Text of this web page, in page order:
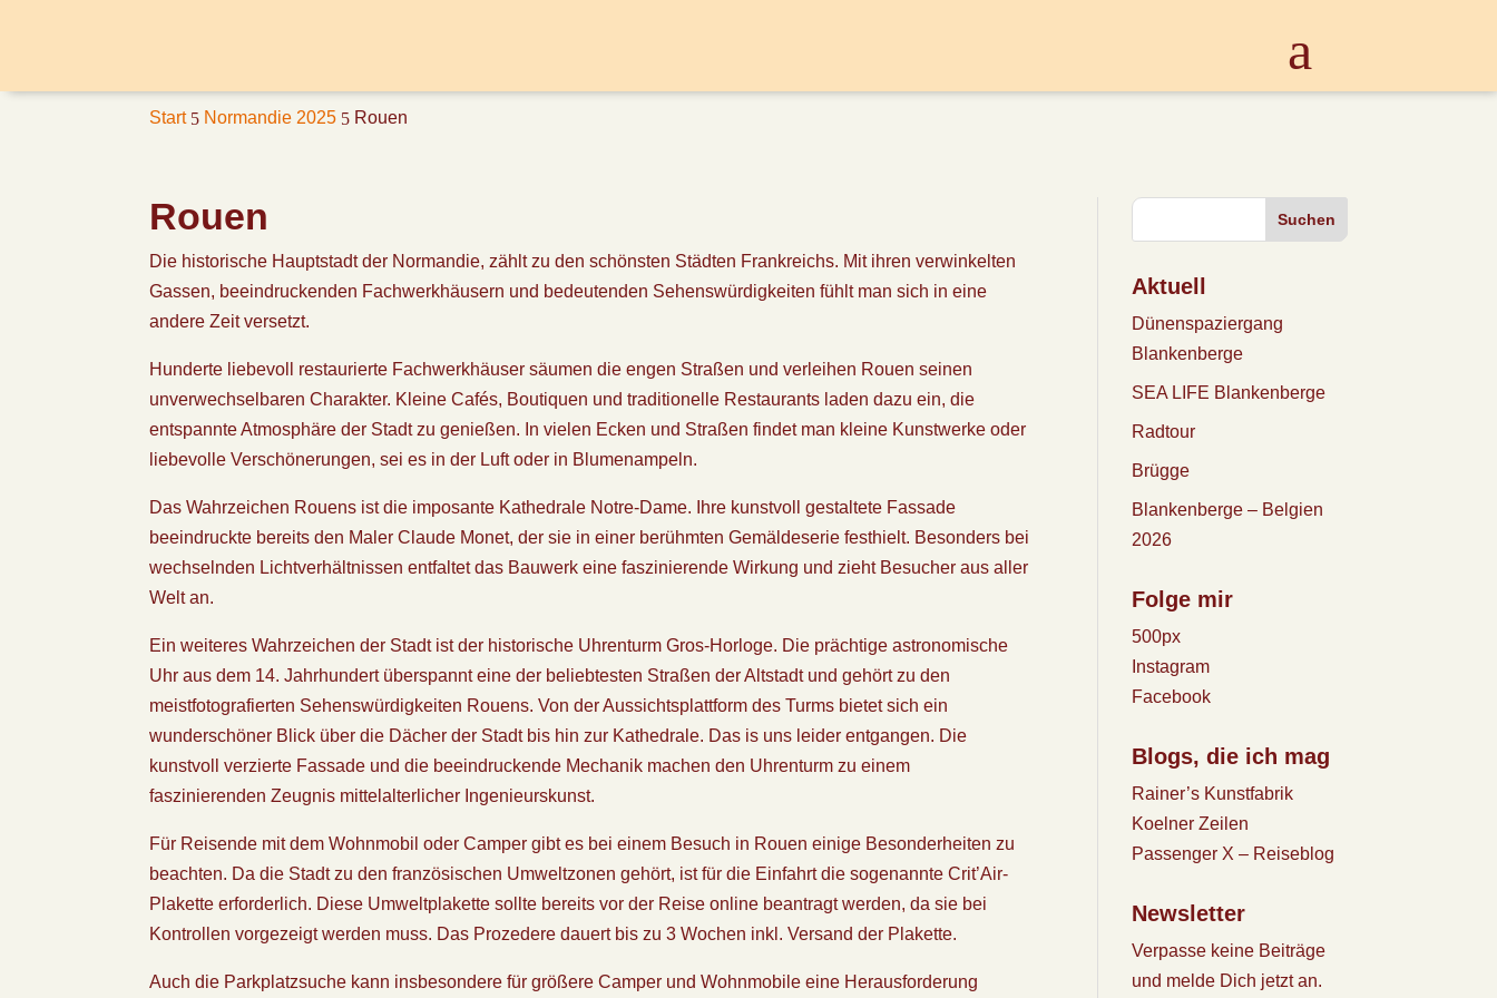
Start 5 Normandie 2025 5 Rouen
Rouen
Die historische Hauptstadt der Normandie, zählt zu den schönsten Städten Frankreichs. Mit ihren verwinkelten
Gassen, beeindruckenden Fachwerkhäusern und bedeutenden Sehenswürdigkeiten fühlt man sich in eine
andere Zeit versetzt.
Hunderte liebevoll restaurierte Fachwerkhäuser säumen die engen Straßen und verleihen Rouen seinen
unverwechselbaren Charakter. Kleine Cafés, Boutiquen und traditionelle Restaurants laden dazu ein, die
entspannte Atmosphäre der Stadt zu genießen. In vielen Ecken und Straßen findet man kleine Kunstwerke oder
liebevolle Verschönerungen, sei es in der Luft oder in Blumenampeln.
Das Wahrzeichen Rouens ist die imposante Kathedrale Notre-Dame. Ihre kunstvoll gestaltete Fassade
beeindruckte bereits den Maler Claude Monet, der sie in einer berühmten Gemäldeserie festhielt. Besonders bei
wechselnden Lichtverhältnissen entfaltet das Bauwerk eine faszinierende Wirkung und zieht Besucher aus aller
Welt an.
Ein weiteres Wahrzeichen der Stadt ist der historische Uhrenturm Gros-Horloge. Die prächtige astronomische
Uhr aus dem 14. Jahrhundert überspannt eine der beliebtesten Straßen der Altstadt und gehört zu den
meistfotografierten Sehenswürdigkeiten Rouens. Von der Aussichtsplattform des Turms bietet sich ein
wunderschöner Blick über die Dächer der Stadt bis hin zur Kathedrale. Das is uns leider entgangen. Die
kunstvoll verzierte Fassade und die beeindruckende Mechanik machen den Uhrenturm zu einem
faszinierenden Zeugnis mittelalterlicher Ingenieurskunst.
Für Reisende mit dem Wohnmobil oder Camper gibt es bei einem Besuch in Rouen einige Besonderheiten zu
beachten. Da die Stadt zu den französischen Umweltzonen gehört, ist für die Einfahrt die sogenannte Crit’Air-
Plakette erforderlich. Diese Umweltplakette sollte bereits vor der Reise online beantragt werden, da sie bei
Kontrollen vorgezeigt werden muss. Das Prozedere dauert bis zu 3 Wochen inkl. Versand der Plakette.
Auch die Parkplatzsuche kann insbesondere für größere Camper und Wohnmobile eine Herausforderung
Suchen
Aktuell
Dünenspaziergang
Blankenberge
SEA LIFE Blankenberge
Radtour
Brügge
Blankenberge – Belgien
2026
Folge mir
500px
Instagram
Facebook
Blogs, die ich mag
Rainer’s Kunstfabrik
Koelner Zeilen
Passenger X – Reiseblog
Newsletter
Verpasse keine Beiträge
und melde Dich jetzt an.